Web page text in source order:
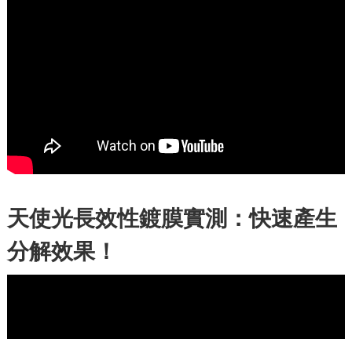
天使光長效性鍍膜實測：快速產生
分解效果！